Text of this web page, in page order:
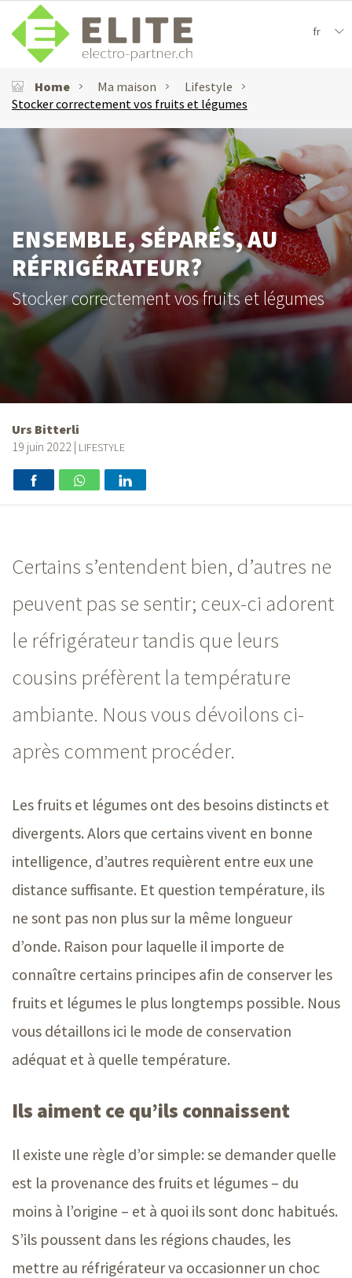
fr
Home Ma maison
Lifestyle
Stocker correctement vos fruits et légumes
ENSEMBLE, SÉPARÉS, AU
RÉFRIGÉRATEUR?
Stocker correctement vos fruits et légumes
Urs Bitterli
19 juin 2022 | LIFESTYLE
Certains s’entendent bien, d’autres ne
peuvent pas se sentir; ceux-ci adorent
le réfrigérateur tandis que leurs
cousins préfèrent la température
ambiante. Nous vous dévoilons ci-
après comment procéder.
Les fruits et légumes ont des besoins distincts et
divergents. Alors que certains vivent en bonne
intelligence, d’autres requièrent entre eux une
distance suffisante. Et question température, ils
ne sont pas non plus sur la même longueur
d’onde. Raison pour laquelle il importe de
connaître certains principes afin de conserver les
fruits et légumes le plus longtemps possible. Nous
vous détaillons ici le mode de conservation
adéquat et à quelle température.
Ils aiment ce qu’ils connaissent
Il existe une règle d’or simple: se demander quelle
est la provenance des fruits et légumes – du
moins à l’origine – et à quoi ils sont donc habitués.
S’ils poussent dans les régions chaudes, les
mettre au réfrigérateur va occasionner un choc